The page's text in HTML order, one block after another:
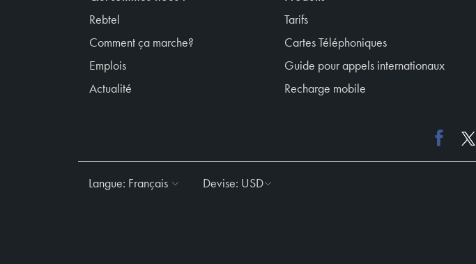
Rebtel
Comment ça marche?
Emplois
Actualité
Tarifs
Cartes Téléphoniques
Guide pour appels internationaux
Recharge mobile
Langue: Français Devise: USD